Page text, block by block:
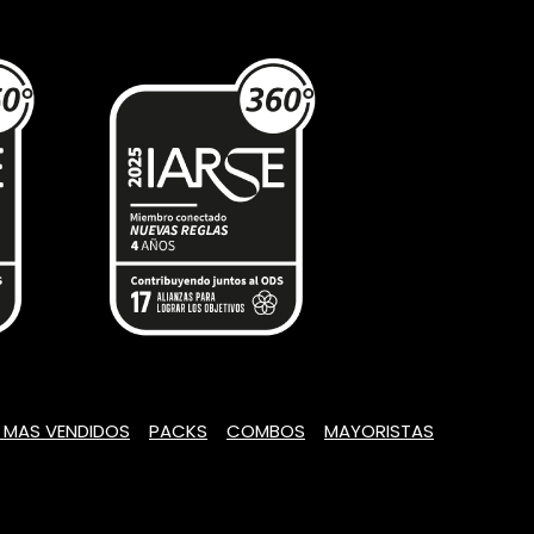
VENDIDOS PACKS COMBOS MAYORISTAS